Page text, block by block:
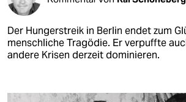
Der Hungerstreik in Berlin endet zum
menschliche Tragödie. Er verpuffte
andere Krisen derzeit dominieren.